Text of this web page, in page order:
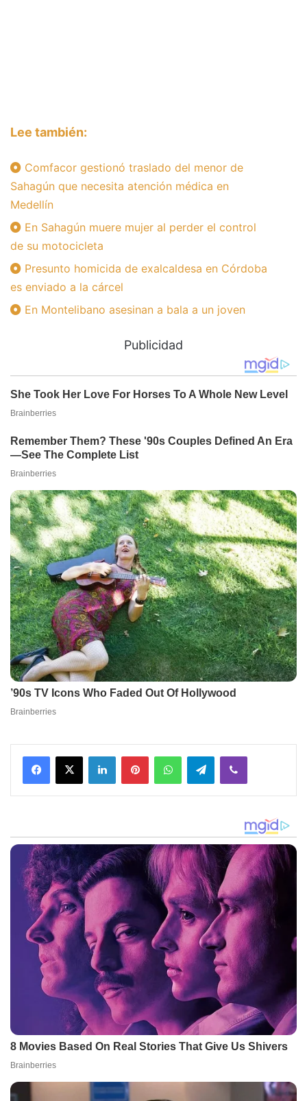
Lee también:
Comfacor gestionó traslado del menor de
Sahagún que necesita atención médica en
Medellín
En Sahagún muere mujer al perder el control
de su motocicleta
Presunto homicida de exalcaldesa en Córdoba
es enviado a la cárcel
En Montelibano asesinan a bala a un joven
Publicidad
Facebook
X LinkedInPinterestWhatsAppTelegramViber